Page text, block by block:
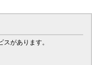
があります。